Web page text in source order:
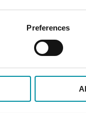
Preferences
ambiente per
a parete.
nichelato riempito di